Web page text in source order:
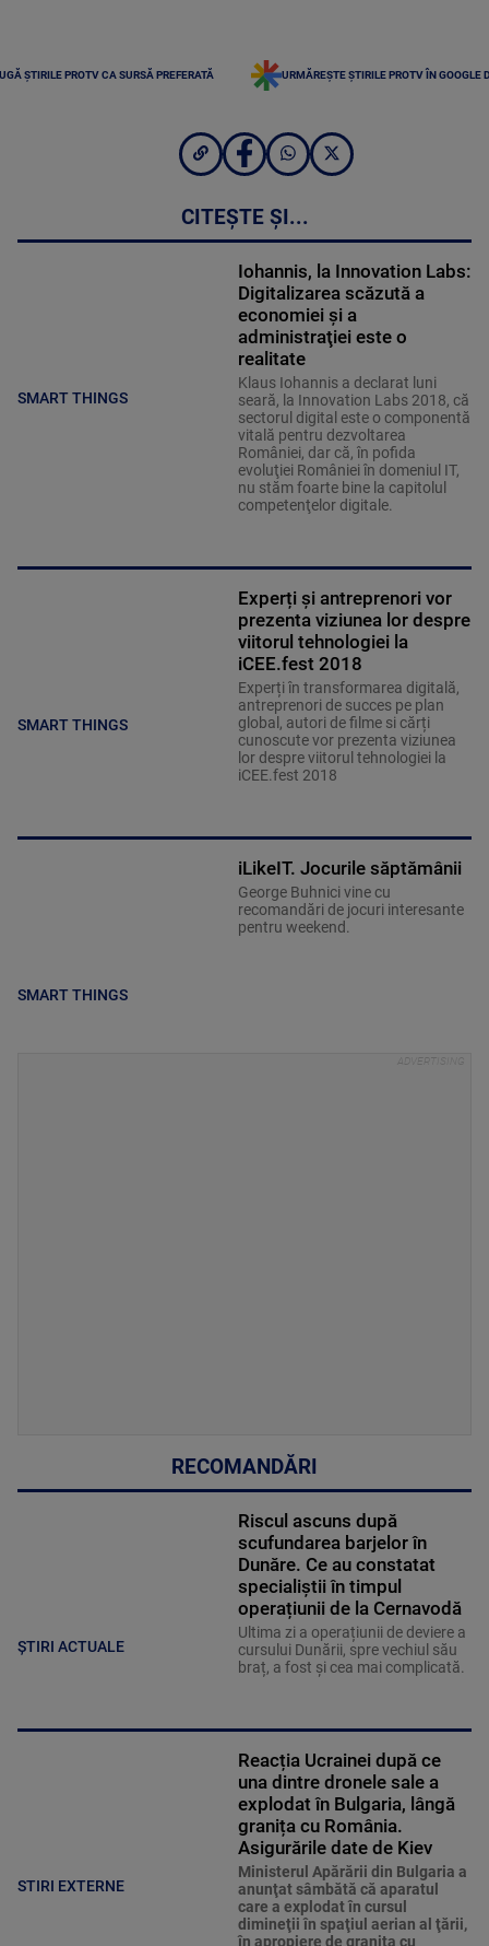
ȘTIRILE PROTV CA SURSĂ PREFERATĂ URMĂREȘTE ȘTIRILE PROTV ÎN GOOGLE
CITEȘTE ȘI...
SMART THINGS
Iohannis, la Innovation Labs:
Digitalizarea scăzută a
economiei şi a
administraţiei este o
realitate
Klaus Iohannis a declarat luni
seară, la Innovation Labs 2018, că
sectorul digital este o componentă
vitală pentru dezvoltarea
României, dar că, în pofida
evoluţiei României în domeniul IT,
nu stăm foarte bine la capitolul
competenţelor digitale.
SMART THINGS
Experți și antreprenori vor
prezenta viziunea lor despre
viitorul tehnologiei la
iCEE.fest 2018
Experți în transformarea digitală,
antreprenori de succes pe plan
global, autori de filme si cărți
cunoscute vor prezenta viziunea
lor despre viitorul tehnologiei la
iCEE.fest 2018
SMART THINGS
iLikeIT. Jocurile săptămânii
George Buhnici vine cu
recomandări de jocuri interesante
pentru weekend.
RECOMANDĂRI
ȘTIRI ACTUALE
Riscul ascuns după
scufundarea barjelor în
Dunăre. Ce au constatat
specialiștii în timpul
operațiunii de la Cernavodă
Ultima zi a operațiunii de deviere a
cursului Dunării, spre vechiul său
braț, a fost și cea mai complicată.
STIRI EXTERNE
Reacția Ucrainei după ce
una dintre dronele sale a
explodat în Bulgaria, lângă
granița cu România.
Asigurările date de Kiev
Ministerul Apărării din Bulgaria a
anunţat sâmbătă că aparatul
care a explodat în cursul
dimineţii în spaţiul aerian al ţării,
în apropiere de graniţa cu